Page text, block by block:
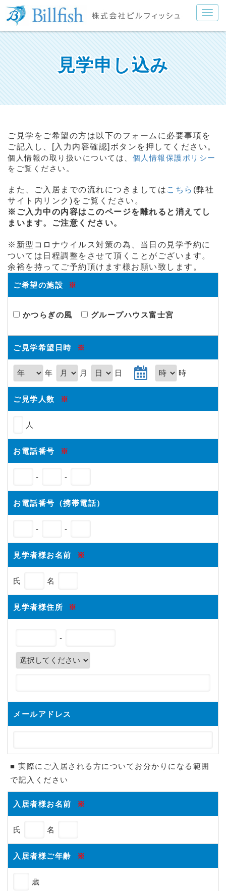
見学申し込み
ご見学をご希望の方は以下のフォームに必要事項を
ご記入し、[入力内容確認]ボタンを押してください。
個人情報の取り扱いについては、 個人情報保護ポリシー
をご覧ください。
また、ご入居までの流れにつきましては こちら (弊社
サイト内リンク)をご覧ください。
※ご入力中の内容はこのページを離れると消えてし
まいます。ご注意ください。
※新型コロナウイルス対策の為、当日の見学予約に
ついては日程調整をさせて頂くことがございます。
余裕を持ってご予約頂けます様お願い致します。
ご希望の施設 ※
かつらぎの風 グループハウス富士宮
ご見学希望日時 ※
年 月 日 時
ご見学人数 ※
人
お電話番号 ※
- -
お電話番号（携帯電話）
- -
見学者様お名前 ※
氏 名
見学者様住所 ※
-
メールアドレス
■ 実際にご入居される方についてお分かりになる範囲
で記入ください
入居者様お名前 ※
氏 名
入居者様ご年齢 ※
歳